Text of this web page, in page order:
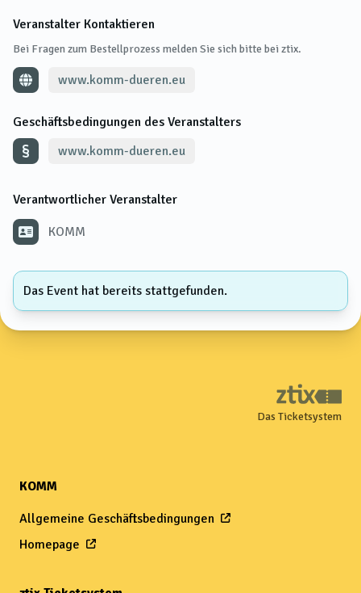
Veranstalter Kontaktieren
Bei Fragen zum Bestellprozess melden Sie sich bitte bei ztix.
www.komm-dueren.eu
Geschäftsbedingungen des Veranstalters
www.komm-dueren.eu
Verantwortlicher Veranstalter
KOMM
Das Event hat bereits stattgefunden.
Das Ticketsystem
KOMM
Allgemeine Geschäftsbedingungen
Homepage